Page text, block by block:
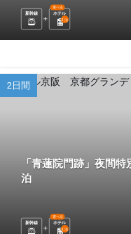
新幹線 ホテル
選べる
1 泊
2日間
「青蓮院門跡」夜間
泊
新幹線 ホテル
選べる
1 泊